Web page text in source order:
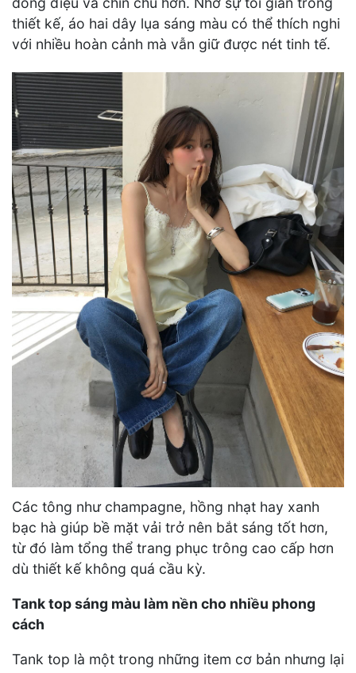
thiết kế, áo hai dây lụa sáng màu có thể thích nghi
với nhiều hoàn cảnh mà vẫn giữ được nét tinh tế.
Các tông như champagne, hồng nhạt hay xanh
bạc hà giúp bề mặt vải trở nên bắt sáng tốt hơn,
từ đó làm tổng thể trang phục trông cao cấp hơn
dù thiết kế không quá cầu kỳ.
Tank top sáng màu làm nền cho nhiều phong
cách
Tank top là một trong những item cơ bản nhưng lại